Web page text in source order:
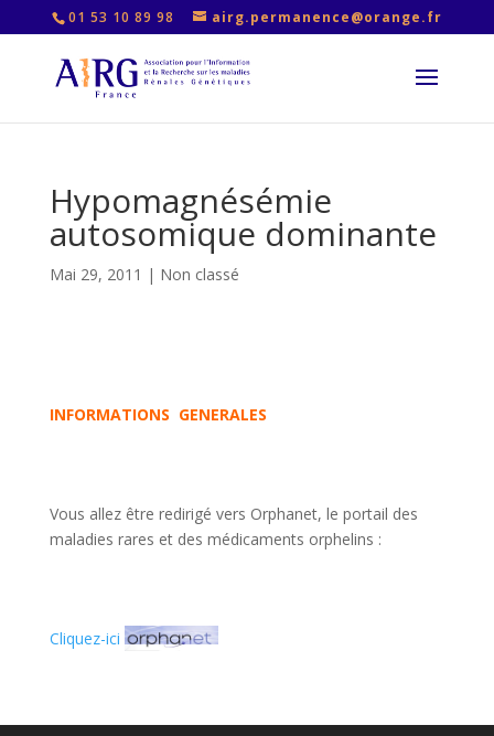
01 53 10 89 98 airg.permanence@orange.fr
Hypomagnésémie
autosomique dominante
Mai 29, 2011 | Non classé
INFORMATIONS GENERALES
Vous allez être redirigé vers Orphanet, le portail des
maladies rares et des médicaments orphelins :
Cliquez-ici